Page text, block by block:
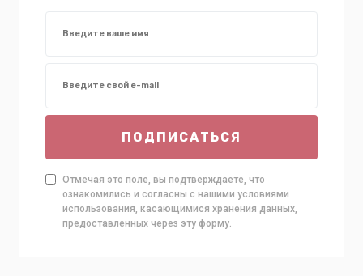
ПОДПИСАТЬСЯ
Отмечая это поле, вы подтверждаете, что
ознакомились и согласны с нашими условиями
использования, касающимися хранения данных,
предоставленных через эту форму.